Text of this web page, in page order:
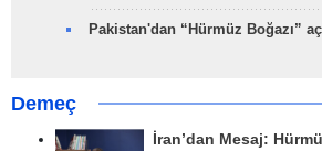
Pakistan'dan “Hürmüz Boğazı”
Demeç
İran’dan Mesaj: